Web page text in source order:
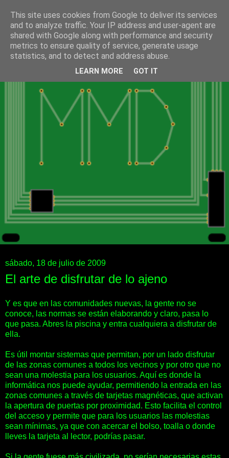
sábado, 18 de julio de 2009
El arte de disfrutar de lo ajeno
Y es que en las comunidades nuevas, la gente no se
conoce, las normas se están elaborando y claro, pasa lo
que pasa. Abres la piscina y entra cualquiera a disfrutar de
ella.
Es útil montar sistemas que permitan, por un lado disfrutar
de las zonas comunes a todos los vecinos y por otro que no
sean una molestia para los usuarios. Aquí es donde la
informática nos puede ayudar, permitiendo la entrada en las
zonas comunes a través de tarjetas magnéticas, que activan
la apertura de puertas por proximidad. Esto facilita el control
del acceso y permite que para los usuarios las molestias
sean mínimas, ya que con acercar el bolso, toalla o donde
lleves la tarjeta al lector, podrías pasar.
This site uses cookies from Google to deliver its services
and to analyze traffic. Your IP address and user-agent are
shared with Google along with performance and security
metrics to ensure quality of service, generate usage
statistics, and to detect and address abuse.
LEARN MORE GOT IT